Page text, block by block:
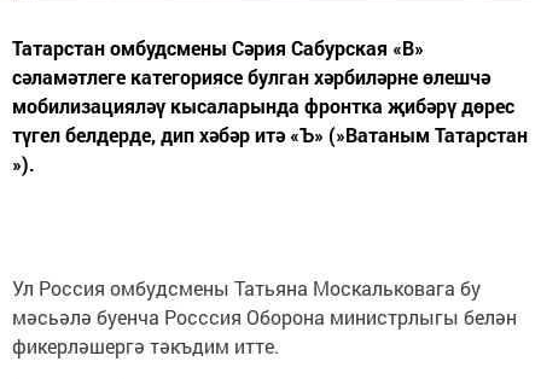
Татарстан омбудсмены Сәрия Сабурская «В»
сәламәтлеге категориясе булган хәрбиләрне өлешчә
мобилизацияләү кысаларында фронтка җибәрү дөрес
түгел белдерде, дип хәбәр итә «Ъ» (»Ватаным Татарстан
»).
Ул Россия омбудсмены Татьяна Москальковага бу
мәсьәлә буенча Рocccия Оборона министрлыгы белән
фикерләшергә тәкъдим итте.